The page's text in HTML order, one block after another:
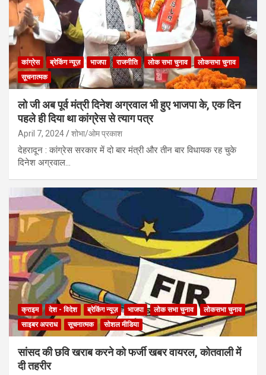
कांग्रेस ब्रेकिंग न्यूज़ भाजपा राजनीति लोक सभा चुनाव
लोकसभा चुनाव
सूचनात्मक
लो जी अब पूर्व मंत्री दिनेश अग्रवाल भी हुए भाजपा के, एक दिन
पहले ही दिया था कांग्रेस से त्याग पत्र
April 7, 2024 शोभा/ओम प्रकाश
देहरादून : कांग्रेस सरकार में दो बार मंत्री और तीन बार विधायक रह चुके
दिनेश अग्रवाल…
क्राइम देश - विदेश ब्रेकिंग न्यूज़ भाजपा लोक सभा चुनाव
लोकसभा चुनाव
साइबर अपराध
सूचनात्मक सोशल मीडिया
सांसद की छवि खराब करने को फर्जी खबर वायरल, कोतवाली में
दी तहरीर